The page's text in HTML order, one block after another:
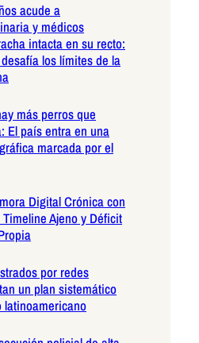
acude a
y médicos
intacta en su recto:
los límites de la
más perros que
El país entra en una
marcada por el
Digital Crónica con
Ajeno y Déficit
por redes
un plan sistemático
latinoamericano